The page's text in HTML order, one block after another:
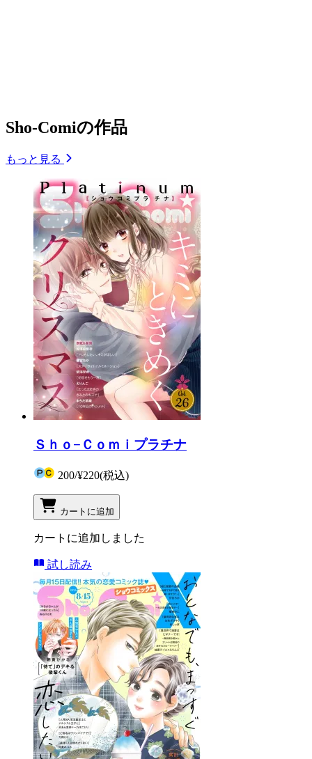
Sho-Comiの作品
もっと見る
Ｓｈｏ−Ｃｏｍｉプラチナ
200/¥220(税込)
カートに追加
カートに追加しました
試し読み